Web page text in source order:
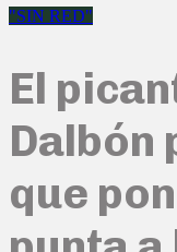
"SIN RED"
El
Dalbón
que